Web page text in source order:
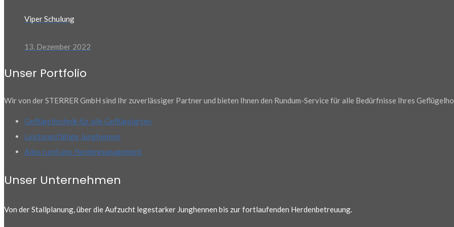
Viper Schulung
13. Dezember 2022
Unser Portfolio
Wir von der STERRER GmbH sind Ihr zuverlässiger Partner und bieten Ihnen den Rundum-Service für alle Bedürfnisse Ihres
Geflügeltechnik für alle Geflügelarten
Leistungsfähige Junghennen
Alles rund ums Herdenmanagement
Unser Unternehmen
Von der Stallplanung, über die Aufzucht legestarker Junghennen bis zur fortlaufenden Herdenbetreuung.